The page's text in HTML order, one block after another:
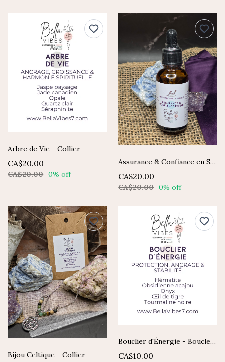
Arbre de Vie - Collier
CA$20.00
CA$20.00 0% off
Assurance & Confiance en Soi - Élixir composé Fleurs de Bach
CA$20.00
CA$20.00 0% off
Bijou Celtique - Collier
Bouclier d'Énergie - Boucles d'oreilles
CA$10.00